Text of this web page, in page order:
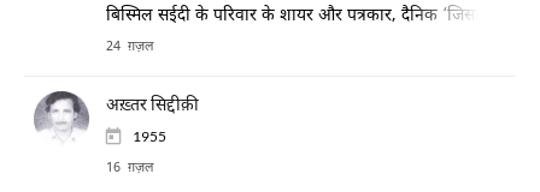
बिस्मिल सईदी के परिवार के शायर और पत्रकार, दैनिक ‘जिसारत’ और
24 ग़ज़ल
अख़्तर सिद्दीक़ी
1955
16 ग़ज़ल